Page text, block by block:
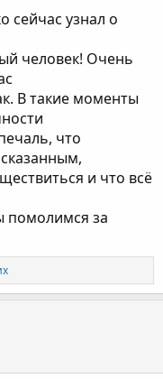
сейчас узнал о
человек! Очень
В такие моменты
что
и что всё
помолимся за